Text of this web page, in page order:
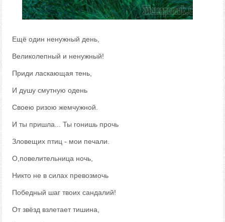
Ещё один ненужный день,
Великолепный и ненужный!
Приди ласкающая тень,
И душу смутную одень
Своею ризою жемчужной.
И ты пришла... Ты гонишь прочь
Зловещих птиц - мои печали.
О,повелительница ночь,
Никто не в силах превозмочь
Победный шаг твоих сандалий!
От звёзд взлетает тишина,